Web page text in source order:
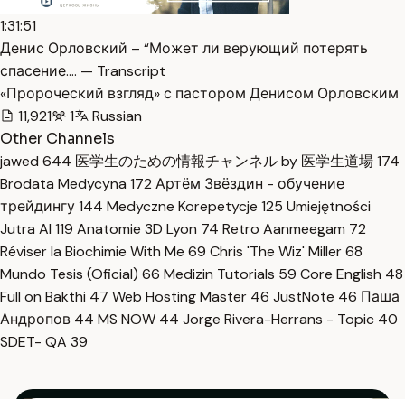
1:31:51
Денис Орловский – “Может ли верующий потерять
спасение.… — Transcript
«Пророческий взгляд» с пастором Денисом Орловским
11,921
1
Russian
Other Channels
jawed 644 医学生のための情報チャンネル by 医学生道場174
Brodata Medycyna 172 Артём Звёздин - обучение
трейдингу144 Medyczne Korepetycje 125 Umiejętności
Jutra AI 119 Anatomie 3D Lyon 74 Retro Aanmeegam 72
Réviser la Biochimie With Me 69 Chris 'The Wiz' Miller68
Mundo Tesis (Oficial) 66 Medizin Tutorials 59 Core English 48
Full on Bakthi 47 Web Hosting Master 46 JustNote 46 Паша
Андропов 44 MS NOW 44 Jorge Rivera-Herrans - Topic 40
SDET- QA 39